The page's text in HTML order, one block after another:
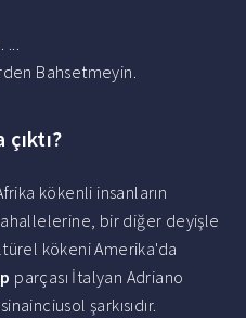
...
Bahsetmeyin.
kökenli insanların
bir diğer deyişle
kökeni Amerika'da
parçası İtalyan Adriano
şarkısıdır.